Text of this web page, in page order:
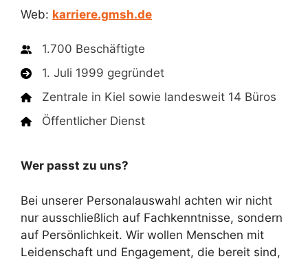
Web: karriere.gmsh.de
1.700 Beschäftigte
1. Juli 1999 gegründet
Zentrale in Kiel sowie landesweit 14 Büros
Öffentlicher Dienst
Wer passt zu uns?
Bei unserer Personalauswahl achten wir nicht
nur ausschließlich auf Fachkenntnisse, sondern
auf Persönlichkeit. Wir wollen Menschen mit
Leidenschaft und Engagement, die bereit sind,